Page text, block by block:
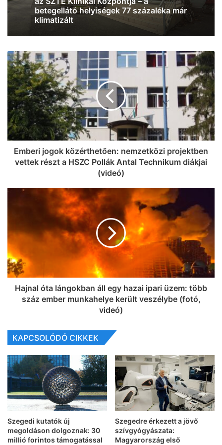
infrastruktúra-fejlesztést követelnek a
Klebelsberg-telepiek
Emberi jogok közérthetően: nemzetközi projektben
vettek részt a HSZC Pollák Antal Technikum diákjai
(videó)
Hajnal óta lángokban áll egy hazai ipari üzem: több
száz ember munkahelye került veszélybe (fotó,
videó)
KAPCSOLÓDÓ CIKKEK
Szegedi kutatók új
megoldáson dolgoznak: 30
millió forintos támogatással
Szegedre érkezett a jövő
szívgyógyászata:
Magyarország első